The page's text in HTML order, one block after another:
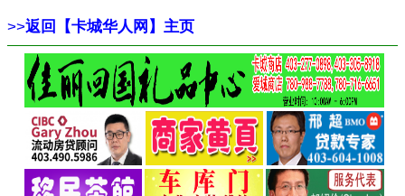
>>返回【卡城华人网】主页